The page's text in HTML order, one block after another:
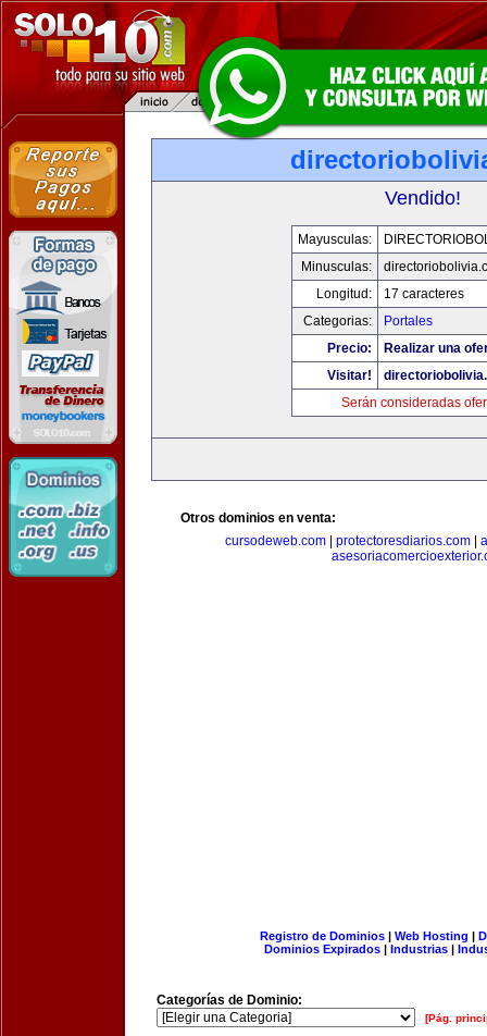
Vendido!
Mayusculas:
Minusculas:
Longitud:
17 caracteres
Categorias:
Portales
Precio:
Realizar una
Visitar!
Serán consideradas
Otros dominios en venta:
cursodeweb.com
protectoresdiarios.com
Registro de Dominios| Web Hosting |
Dominios Expirados | Industrias |
Categorías de Dominio:
[Pág.